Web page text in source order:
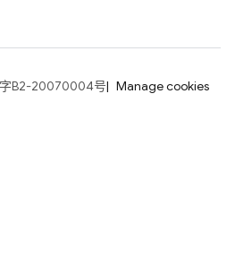
B2-20070004号 Manage cookies